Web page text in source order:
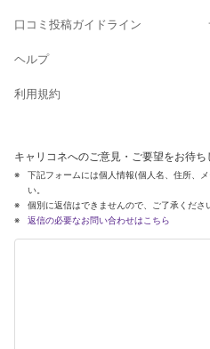
口コミ投稿ガイドライン
ヘルプ
利用規約
キャリコネへのご意見・ご要望をお待ち
下記フォームには個人情報(個人名、住所、
い。
個別に返信はできませんので、ご了承くださ
返信の必要なお問い合わせはこちら